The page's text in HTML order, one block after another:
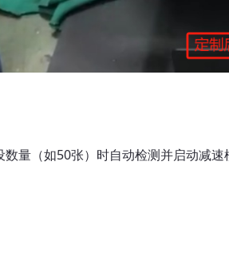
量（如50张）时自动检测并启动减